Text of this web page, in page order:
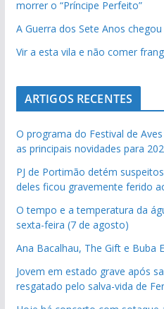
morrer o “Príncipe Perfeito”
A Guerra dos Sete Anos
Vir a esta vila e não comer
ARTIGOS RECENTES
O programa do Festival de
as principais novidades para
PJ de Portimão detém
deles ficou gravemente ferido
O tempo e a temperatura da
sexta-feira (7 de agosto)
Ana Bacalhau, The Gift e Buba
Jovem em estado grave após
resgatado pelo salva-vida de